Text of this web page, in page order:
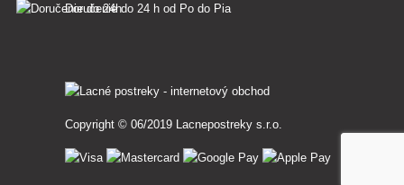
Doručenie do 24 h od Po do Pia
Copyright © 06/2019 Lacnepostreky s.r.o.